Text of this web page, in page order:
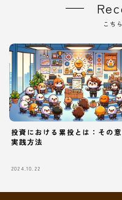
こち
投資における累投とは：その意
実践方法
2024.10.22